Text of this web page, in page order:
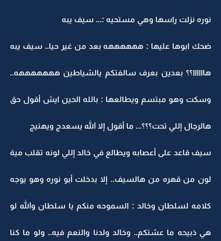
نوره نزلت راسها وهي مستحيه :... سيف يبه
ضحك ابوها عليها : ههههههه بعد من غير حيا.. سيف يبه
هاااااا؟؟ بعدين بعرف سالفتكم يالشياطين هههههههه..
وسكت وهو مبتسم ويطالعها : بالله الحين ايش أقول حق
هالرجال إللي تحت؟؟؟... ما أقول إلا الله يسعدج ويهنيج
سيف قاعد على أعصابه ويطالع في خالد إللي لونه تقلب مية
لون من قهره من هالسيف.. إلا بدخلت أبو نوره وهو يوجه
كلامه لسلطان وخالد : السموحه منكم يا سلطان والله لو
هي ذبيحه ما عشتكم.. وخالد ولدنا والنعم فيه.. ولو ما كنا